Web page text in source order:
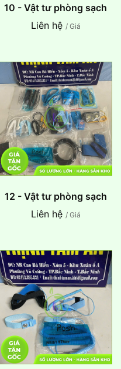
10 - Vật tư phòng sạch
Liên hệ / Giá
12 - Vật tư phòng sạch
Liên hệ / Giá